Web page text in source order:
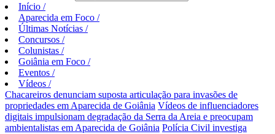
Início /
Aparecida em Foco /
Últimas Notícias /
Concursos /
Colunistas /
Goiânia em Foco /
Eventos /
Vídeos /
Chacareiros denunciam suposta articulação para invasões de
propriedades em Aparecida de Goiânia Vídeos de influenciadores
digitais impulsionam degradação da Serra da Areia e preocupam
ambientalistas em Aparecida de Goiânia Polícia Civil investiga